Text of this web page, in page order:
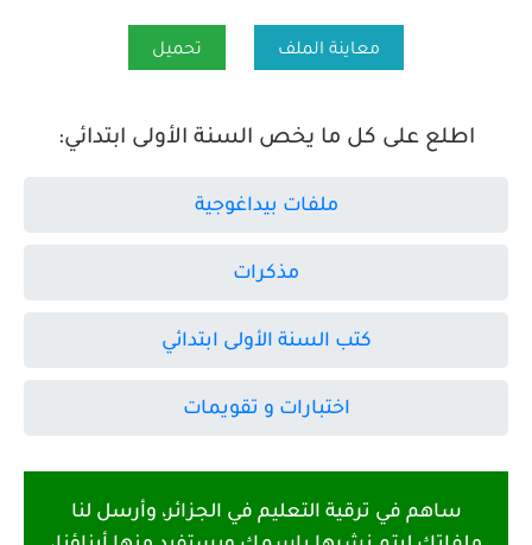
معاينة الملف تحميل
اطلع على كل ما يخص السنة الأولى ابتدائي:
ملفات بيداغوجية
مذكرات
كتب السنة الأولى ابتدائي
اختبارات و تقويمات
ساهم في ترقية التعليم في الجزائر، وأرسل لنا